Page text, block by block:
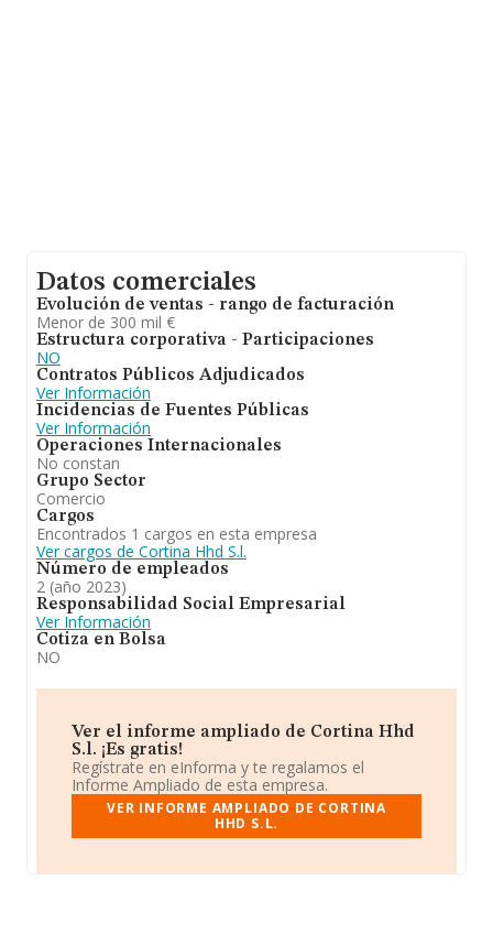
Datos comerciales
Evolución de ventas - rango de facturación
Menor de 300 mil €
Estructura corporativa - Participaciones
NO
Contratos Públicos Adjudicados
Ver Información
Incidencias de Fuentes Públicas
Ver Información
Operaciones Internacionales
No constan
Grupo Sector
Comercio
Cargos
Encontrados 1 cargos en esta empresa
Ver cargos de Cortina Hhd S.l.
Número de empleados
2 (año 2023)
Responsabilidad Social Empresarial
Ver Información
Cotiza en Bolsa
NO
Ver el informe ampliado de Cortina Hhd
S.l. ¡Es gratis!
Regístrate en eInforma y te regalamos el
Informe Ampliado de esta empresa.
VER INFORME AMPLIADO DE CORTINA
HHD S.L.